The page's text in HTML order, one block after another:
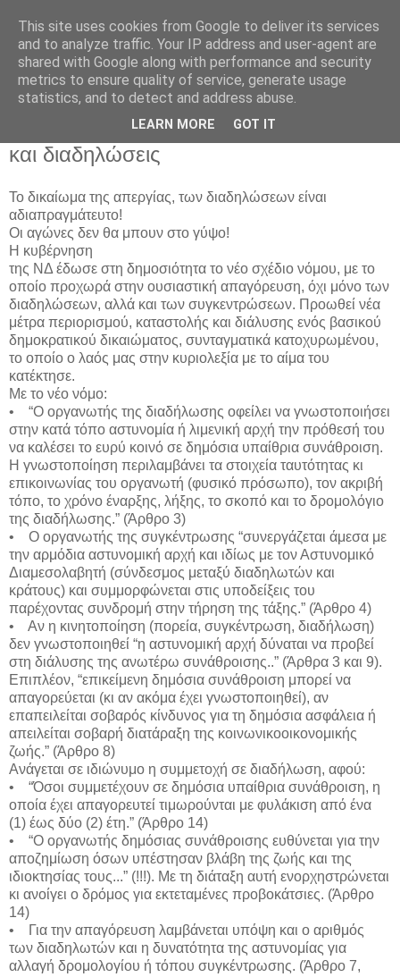
Ψήφισμα για το δικαίωμα σε απεργίες
και διαδηλώσεις
Το δικαίωμα της απεργίας, των διαδηλώσεων είναι
αδιαπραγμάτευτο!
Οι αγώνες δεν θα μπουν στο γύψο!
Η κυβέρνηση
της ΝΔ έδωσε στη δημοσιότητα το νέο σχέδιο νόμου, με το
οποίο προχωρά στην ουσιαστική απαγόρευση, όχι μόνο των
διαδηλώσεων, αλλά και των συγκεντρώσεων. Προωθεί νέα
μέτρα περιορισμού, καταστολής και διάλυσης ενός βασικού
δημοκρατικού δικαιώματος, συνταγματικά κατοχυρωμένου,
το οποίο ο λαός μας στην κυριολεξία με το αίμα του
κατέκτησε.
Με το νέο νόμο:
• “Ο οργανωτής της διαδήλωσης οφείλει να γνωστοποιήσει
στην κατά τόπο αστυνομία ή λιμενική αρχή την πρόθεσή του
να καλέσει το ευρύ κοινό σε δημόσια υπαίθρια συνάθροιση.
Η γνωστοποίηση περιλαμβάνει τα στοιχεία ταυτότητας κι
επικοινωνίας του οργανωτή (φυσικό πρόσωπο), τον ακριβή
τόπο, το χρόνο έναρξης, λήξης, το σκοπό και το δρομολόγιο
της διαδήλωσης.” (Άρθρο 3)
• Ο οργανωτής της συγκέντρωσης “συνεργάζεται άμεσα με
την αρμόδια αστυνομική αρχή και ιδίως με τον Αστυνομικό
Διαμεσολαβητή (σύνδεσμος μεταξύ διαδηλωτών και
κράτους) και συμμορφώνεται στις υποδείξεις του
παρέχοντας συνδρομή στην τήρηση της τάξης.” (Άρθρο 4)
• Αν η κινητοποίηση (πορεία, συγκέντρωση, διαδήλωση)
δεν γνωστοποιηθεί “η αστυνομική αρχή δύναται να προβεί
στη διάλυσης της ανωτέρω συνάθροισης..” (Άρθρα 3 και 9).
Επιπλέον, “επικείμενη δημόσια συνάθροιση μπορεί να
απαγορεύεται (κι αν ακόμα έχει γνωστοποιηθεί), αν
επαπειλείται σοβαρός κίνδυνος για τη δημόσια ασφάλεια ή
απειλείται σοβαρή διατάραξη της κοινωνικοοικονομικής
ζωής.” (Άρθρο 8)
Ανάγεται σε ιδιώνυμο η συμμετοχή σε διαδήλωση, αφού:
• “Όσοι συμμετέχουν σε δημόσια υπαίθρια συνάθροιση, η
οποία έχει απαγορευτεί τιμωρούνται με φυλάκιση από ένα
(1) έως δύο (2) έτη.” (Άρθρο 14)
• “Ο οργανωτής δημόσιας συνάθροισης ευθύνεται για την
αποζημίωση όσων υπέστησαν βλάβη της ζωής και της
ιδιοκτησίας τους...” (!!!). Με τη διάταξη αυτή ενορχηστρώνεται
κι ανοίγει ο δρόμος για εκτεταμένες προβοκάτσιες. (Άρθρο
14)
• Για την απαγόρευση λαμβάνεται υπόψη και ο αριθμός
των διαδηλωτών και η δυνατότητα της αστυνομίας για
αλλαγή δρομολογίου ή τόπου συγκέντρωσης. (Άρθρο 7,
This site uses cookies from Google to deliver its services
and to analyze traffic. Your IP address and user-agent are
shared with Google along with performance and security
metrics to ensure quality of service, generate usage
statistics, and to detect and address abuse.
LEARN MORE GOT IT